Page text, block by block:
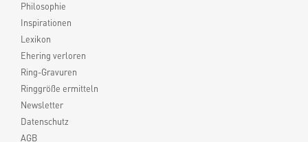
Philosophie
Inspirationen
Lexikon
Ehering verloren
Ring-Gravuren
Ringgröße ermitteln
Newsletter
Datenschutz
AGB